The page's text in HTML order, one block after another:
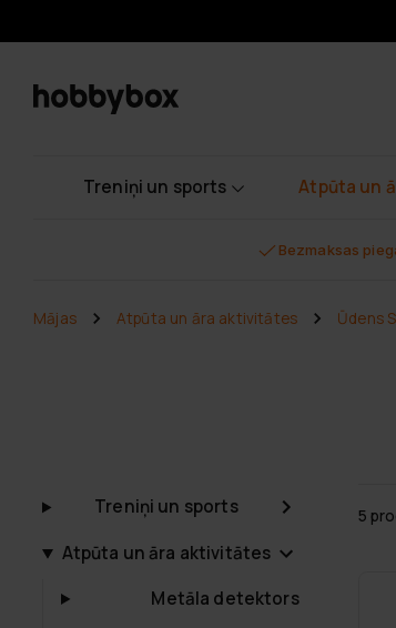
Treniņi un sports Atpūta un
Bezmaksas
Mājas Atpūta un āra aktivitātes Ūdens
Treniņi un sports
Atpūta un āra aktivitātes
Metāla detektors
5